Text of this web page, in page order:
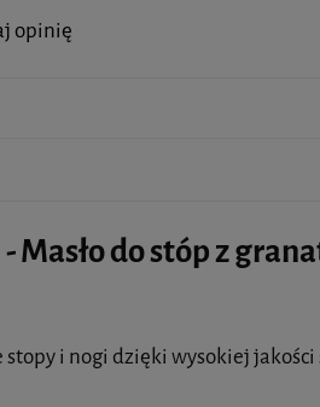
opinię
Masło do stóp z
i nogi dzięki wysokiej